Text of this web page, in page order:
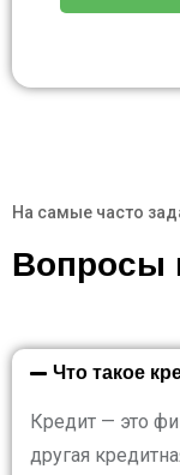
На самые часто
Вопросы
Что такое
Кредит — это
другая